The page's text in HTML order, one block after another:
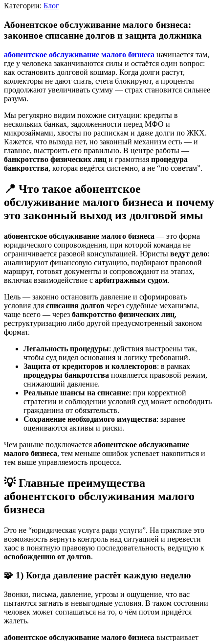
Категории: Блог
Абонентское обслуживание малого бизнеса:
законное списание долгов и защита должника
абонентское обслуживание малого бизнеса начинается там,
где у человека заканчиваются силы и остаётся один вопрос:
как остановить долговой кошмар. Когда долги растут,
коллекторы не дают спать, счета блокируют, а проценты
продолжают увеличивать сумму — страх становится сильнее
разума.
Мы регулярно видим похожие ситуации: кредиты в
нескольких банках, задолженности перед МФО и
микрозаймами, хвосты по распискам и даже долги по ЖКХ.
Кажется, что выхода нет, но законный механизм есть — и
главное, выстроить его правильно. В центре работы —
банкротство физических лиц и грамотная процедура
банкротства, которая ведётся системно, а не “по советам”.
📍 Что такое абонентское
обслуживание малого бизнеса и почему
это законный выход из долговой ямы
абонентское обслуживание малого бизнеса — это форма
юридического сопровождения, при которой команда не
ограничивается разовой консультацией. Юристы ведут дело:
анализируют финансовую ситуацию, подбирают правовой
маршрут, готовят документы и сопровождают на этапах,
включая взаимодействие с арбитражным судом.
Цель — законно остановить давление и сформировать
условия для списания долгов через судебные механизмы,
чаще всего — через банкротство физических лиц,
реструктуризацию либо другой предусмотренный законом
формат.
Легальность процедуры: действия выстроены так,
чтобы суд видел основания и логику требований.
Защита от кредиторов и коллекторов: в рамках
процедуры банкротства появляется правовой режим,
снижающий давление.
Реальные шансы на списание: при корректной
стратегии и соблюдении условий суд может освободить
гражданина от обязательств.
Сохранение необходимого имущества: заранее
оцениваются активы и риски.
Чем раньше подключается абонентское обслуживание
малого бизнеса, тем меньше ошибок успевает накопиться и
тем выше управляемость процесса.
💡 Главные преимущества
абонентского обслуживания малого
бизнеса
Это не “юридическая услуга ради услуги”. На практике это
возможность вернуть контроль над ситуацией и перевести
хаос в понятную правовую последовательность, ведущую к
освобождению от долгов.
🧩 1) Когда давление растёт каждую неделю
Звонки, письма, давление, угрозы и ощущение, что вас
пытаются загнать в невыгодные условия. В таком состоянии
человек может соглашаться на то, о чём потом придётся
жалеть.
абонентское обслуживание малого бизнеса выстраивает